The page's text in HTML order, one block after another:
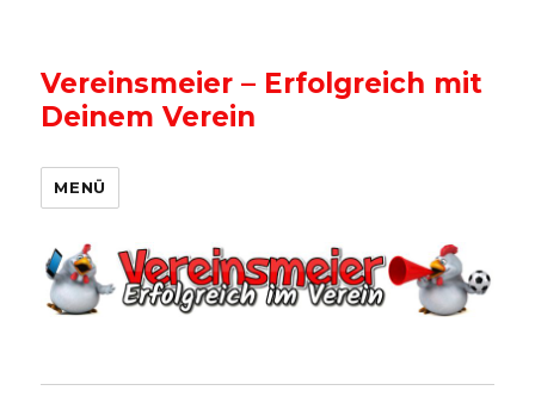
Vereinsmeier – Erfolgreich mit
Deinem Verein
MENÜ